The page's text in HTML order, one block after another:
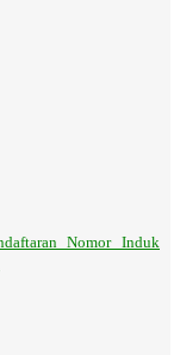
Nomor Induk